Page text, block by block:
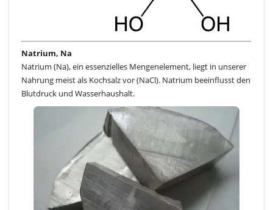
Natrium, Na
Natrium (Na), ein essenzielles Mengenelement, liegt in unserer
Nahrung meist als Kochsalz vor (NaCl). Natrium beeinflusst den
Blutdruck und Wasserhaushalt.